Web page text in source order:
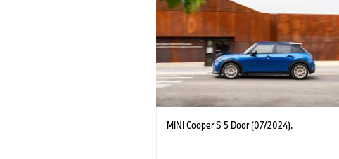
MINI Cooper S 5 Door (07/2024).